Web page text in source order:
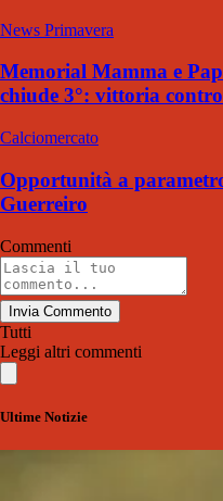
News Primavera
Memorial Mamma e
chiude 3°: vittoria
Calciomercato
Opportunità a
Guerreiro
Commenti
Invia Commento
Tutti
Leggi altri commenti
Ultime Notizie